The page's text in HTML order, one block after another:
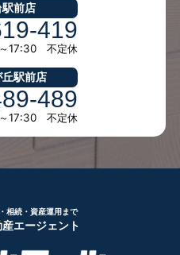
前店
419
17:30 不定休
駅前店
489
17:30 不定休
相続・資産運用まで
エージェント